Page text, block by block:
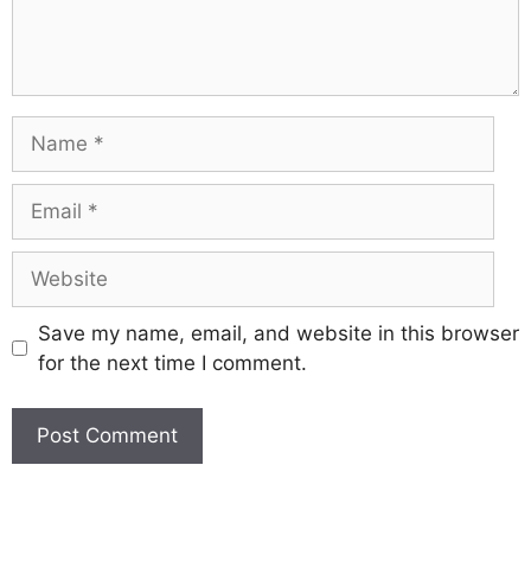
Save my name, email, and website in this browser
for the next time I comment.